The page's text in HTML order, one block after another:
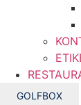
GOLFBOX